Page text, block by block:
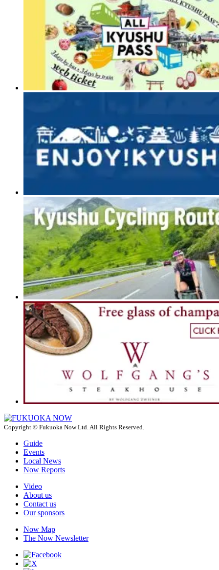
Copyright © Fukuoka Now Ltd. All Rights Reserved.
Guide
Events
Local News
Now Reports
Video
About us
Contact us
Our sponsors
Now Map
The Now Newsletter